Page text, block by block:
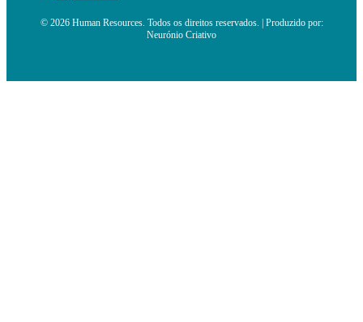
© 2026 Human Resources. Todos os direitos reservados. | Produzido por:
Neurónio Criativo